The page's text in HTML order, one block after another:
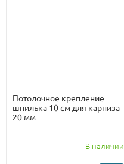
Потолочное крепление
шпилька 10 см для карниза
20 мм
В наличии